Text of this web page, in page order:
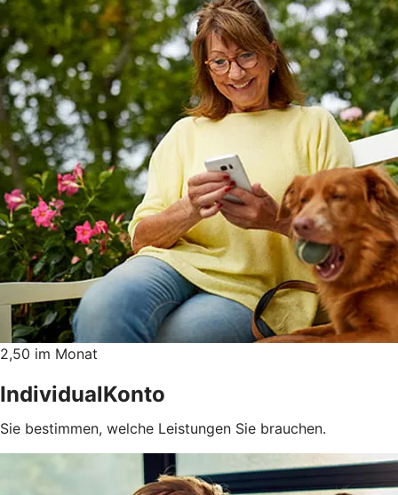
2,50 im Monat
IndividualKonto
Sie bestimmen, welche Leistungen Sie brauchen.